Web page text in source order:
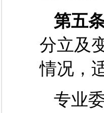
第五
分立及
情况，
专业